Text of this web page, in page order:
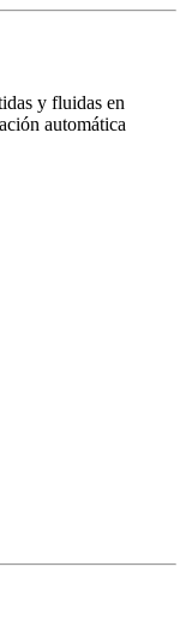
y fluidas en
automática